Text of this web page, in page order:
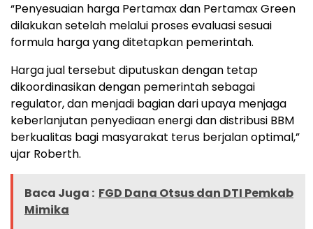
“Penyesuaian harga Pertamax dan Pertamax Green
dilakukan setelah melalui proses evaluasi sesuai
formula harga yang ditetapkan pemerintah.
Harga jual tersebut diputuskan dengan tetap
dikoordinasikan dengan pemerintah sebagai
regulator, dan menjadi bagian dari upaya menjaga
keberlanjutan penyediaan energi dan distribusi BBM
berkualitas bagi masyarakat terus berjalan optimal,”
ujar Roberth.
Baca Juga : FGD Dana Otsus dan DTI Pemkab
Mimika